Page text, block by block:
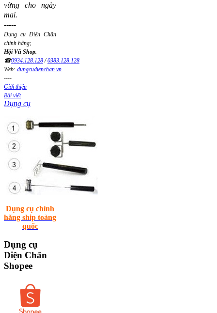
vững cho ngày
mai.
-----
Dụng cụ Diện Chẩn
chính hãng;
Hội Vũ Shop.
☎0934.128.128 /0383.128.128
Web: dungcudienchan.vn
----
Giới thiệu
Bài viết
Dụng cụ
Dụng cụ chính
hãng ship toàng
quốc
Dụng cụ
Diện Chẩn
Shopee